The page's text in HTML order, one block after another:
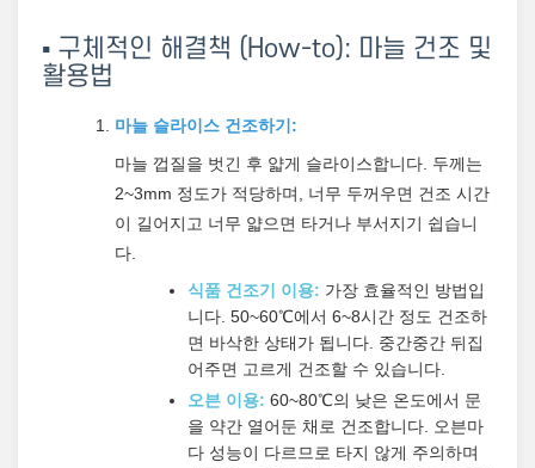
▪️ 구체적인 해결책 (How-to): 마늘 건조 및
활용법
마늘 슬라이스 건조하기:
마늘 껍질을 벗긴 후 얇게 슬라이스합니다. 두께는
2~3mm 정도가 적당하며, 너무 두꺼우면 건조 시간
이 길어지고 너무 얇으면 타거나 부서지기 쉽습니
다.
식품 건조기 이용: 가장 효율적인 방법입
니다. 50~60℃에서 6~8시간 정도 건조하
면 바삭한 상태가 됩니다. 중간중간 뒤집
어주면 고르게 건조할 수 있습니다.
오븐 이용: 60~80℃의 낮은 온도에서 문
을 약간 열어둔 채로 건조합니다. 오븐마
다 성능이 다르므로 타지 않게 주의하며